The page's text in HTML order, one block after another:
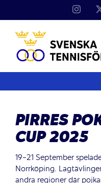
PIRRES
CUP 2025
19-21 September
Norrköping.
andra regioner där